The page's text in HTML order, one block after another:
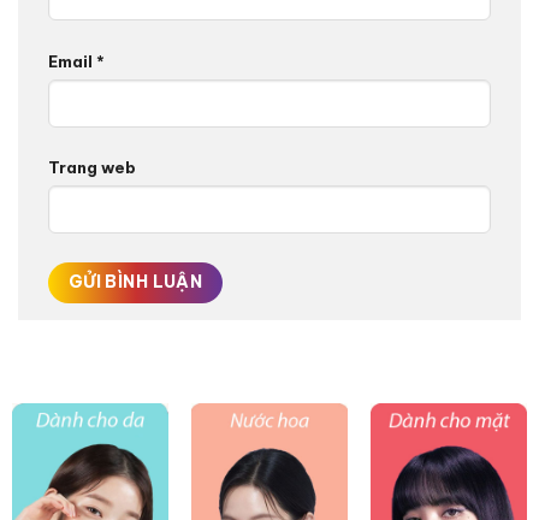
Email *
Trang web